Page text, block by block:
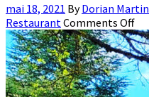
mai 18, 2021 ByDorian Martin
Restaurant Comments Off